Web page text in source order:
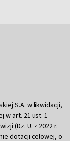
S.A. w likwidacji,
w art. 21 ust. 1
(Dz. U. z 2022 r.
dotacji celowej, o